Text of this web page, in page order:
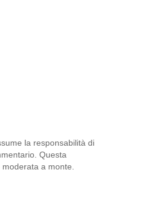
la responsabilità di
Questa
a monte.